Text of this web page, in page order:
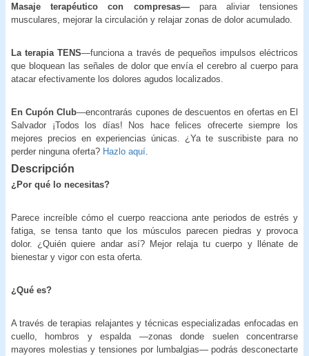
Masaje terapéutico con compresas—para aliviar tensiones
musculares, mejorar la circulación y relajar zonas de dolor acumulado.
La terapia TENS—funciona a través de pequeños impulsos eléctricos
que bloquean las señales de dolor que envía el cerebro al cuerpo para
atacar efectivamente los dolores agudos localizados.
En Cupón Club—encontrarás cupones de descuentos en ofertas en El
Salvador ¡Todos los días! Nos hace felices ofrecerte siempre los
mejores precios en experiencias únicas. ¿Ya te suscribiste para no
perder ninguna oferta? Hazlo aquí
Descripción
¿Por qué lo necesitas?
Parece increíble cómo el cuerpo reacciona ante periodos de estrés y
fatiga, se tensa tanto que los músculos parecen piedras y provoca
dolor. ¿Quién quiere andar así? Mejor relaja tu cuerpo y llénate de
bienestar y vigor con esta oferta.
¿Qué es?
A través de terapias relajantes y técnicas especializadas enfocadas en
cuello, hombros y espalda —zonas donde suelen concentrarse
mayores molestias y tensiones por lumbalgias— podrás desconectarte